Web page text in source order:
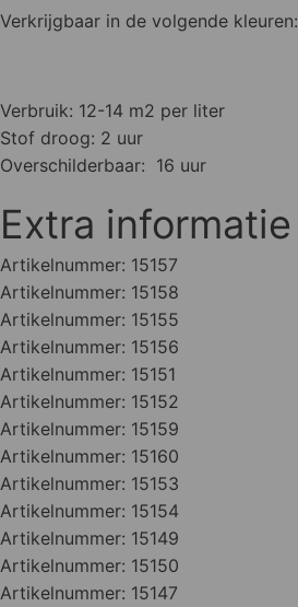
Verkrijgbaar in de volgende kleuren:
Verbruik: 12-14 m2 per liter
Stof droog: 2 uur
Overschilderbaar: 16 uur
Extra informatie
Artikelnummer: 15157
Artikelnummer: 15158
Artikelnummer: 15155
Artikelnummer: 15156
Artikelnummer: 15151
Artikelnummer: 15152
Artikelnummer: 15159
Artikelnummer: 15160
Artikelnummer: 15153
Artikelnummer: 15154
Artikelnummer: 15149
Artikelnummer: 15150
Artikelnummer: 15147